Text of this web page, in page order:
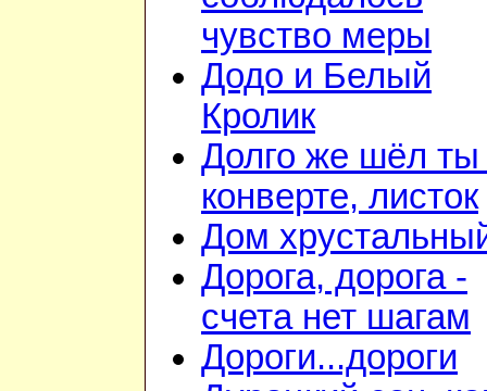
чувство меры
Додо и Белый
Кролик
Долго же шёл ты
конверте, листок
Дом
Дорога, дорога -
счета нет шагам
Дороги...дороги